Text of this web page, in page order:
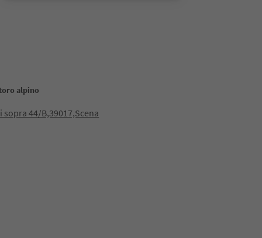
alpino
sopra 44/B,39017,Scena